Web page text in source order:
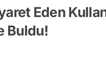
Eden
Buldu!